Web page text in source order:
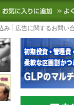
最新の物流ニュお
み 広告に関するお問い